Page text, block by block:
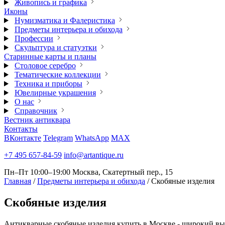
Живопись и графика
Иконы
Нумизматика и Фалеристика
Предметы интерьера и обихода
Профессии
Скульптура и статуэтки
Старинные карты и планы
Столовое серебро
Тематические коллекции
Техника и приборы
Ювелирные украшения
О нас
Справочник
Вестник антиквара
Контакты
ВКонтакте Telegram WhatsApp MAX
+7 495 657-84-59 info@artantique.ru
Пн–Пт 10:00–19:00 Москва, Скатертный пер., 15
Главная / Предметы интерьера и обихода / Скобяные изделия
Скобяные изделия